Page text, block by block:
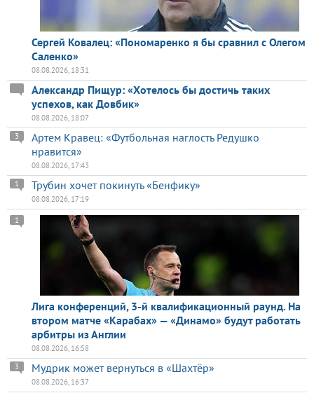
Сергей Ковалец: «Пономаренко я бы сравнил с Олегом
Саленко»
08.08.2026, 18:31
Александр Пищур: «Хотелось бы достичь таких
успехов, как Довбик»
08.08.2026, 18:07
Артем Кравец: «Футбольная наглость Редушко
нравится»
3
08.08.2026, 17:43
Трубин хочет покинуть «Бенфику»
1
08.08.2026, 17:19
Лига конференций, 3-й квалификационный раунд. На
втором матче «Карабах» — «Динамо» будут работать
арбитры из Англии
1
08.08.2026, 16:58
Мудрик может вернуться в «Шахтёр»
3
08.08.2026, 16:37